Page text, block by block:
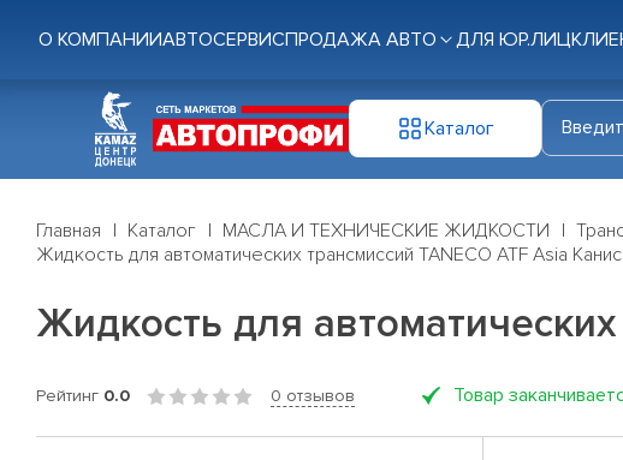
О КОМПАНИИАВТОСЕРВИСПРОДАЖА АВТО ДЛЯ ЮР.ЛИЦ
Каталог
Главная Каталог МАСЛА И ТЕХНИЧЕСКИЕ ЖИДКОСТИ
Жидкость для автоматических трансмиссий TANECO ATF Asia
Жидкость для автоматических
Рейтинг 0.0 0 отзывов Товар